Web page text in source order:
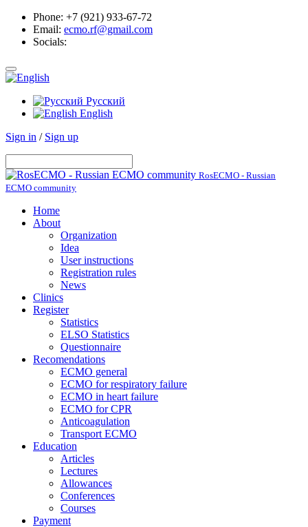
Phone: +7 (921) 933-67-72
Email: ecmo.rf@gmail.com
Socials:
Русский
English
Sign in / Sign up
RosECMO - Russian
ECMO community
Home
About
Organization
Idea
User instructions
Registration rules
News
Clinics
Register
Statistics
ELSO Statistics
Questionnaire
Recomendations
ECMO general
ECMO for respiratory failure
ECMO in heart failure
ECMO for CPR
Anticoagulation
Transport ECMO
Education
Articles
Lectures
Allowances
Conferences
Courses
Payment